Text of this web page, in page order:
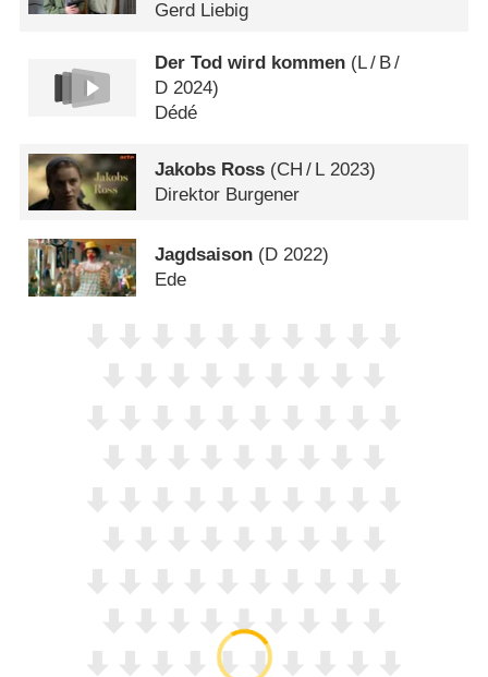
Gerd Liebig
Der Tod wird kommen (L/ B/
D 2024)
Dédé
Jakobs Ross (CH / L 2023)
Direktor Burgener
Jagdsaison (D 2022)
Ede